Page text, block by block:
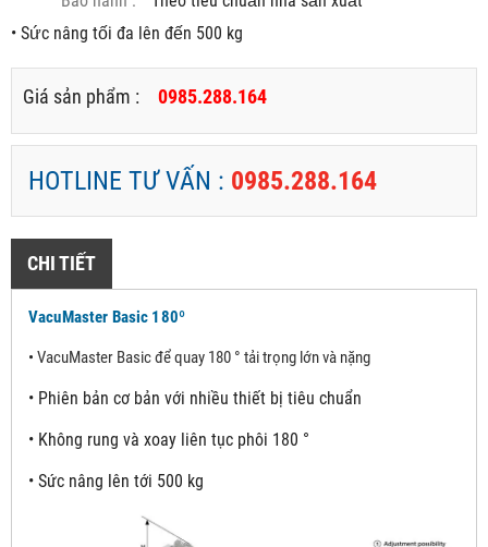
• Sức nâng tối đa lên đến 500 kg
Giá sản phẩm : 0985.288.164
HOTLINE TƯ VẤN : 0985.288.164
CHI TIẾT
VacuMaster Basic 180º
• VacuMaster Basic để quay 180 ° tải trọng lớn và nặng
• Phiên bản cơ bản với nhiều thiết bị tiêu chuẩn
• Không rung và xoay liên tục phôi 180 °
• Sức nâng lên tới 500 kg